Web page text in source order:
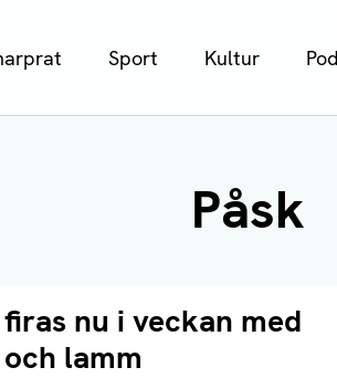
Sport Kultur
Påsk
nu i veckan med
lamm